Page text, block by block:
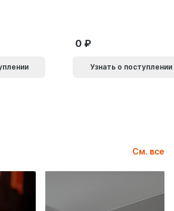
0
Узнать о поступлении
См. все